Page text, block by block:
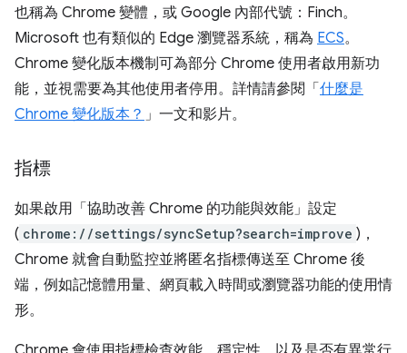
也稱為 Chrome 變體，或 Google 內部代號：Finch。
Microsoft 也有類似的 Edge 瀏覽器系統，稱為 ECS。
Chrome 變化版本機制可為部分 Chrome 使用者啟用新功
能，並視需要為其他使用者停用。詳情請參閱「 什麼是
Chrome 變化版本？ 」一文和影片。
指標
如果啟用「協助改善 Chrome 的功能與效能」設定
( chrome://settings/syncSetup?search=improve )，
Chrome 就會自動監控並將匿名指標傳送至 Chrome 後
端，例如記憶體用量、網頁載入時間或瀏覽器功能的使用情
形。